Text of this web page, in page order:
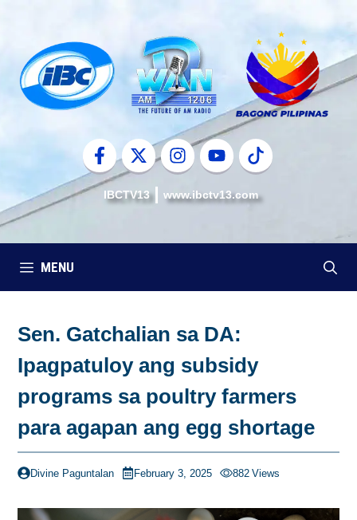
content
IBCTV13 www.ibctv13.com
MENU
Sen. Gatchalian sa DA:
Ipagpatuloy ang subsidy
programs sa poultry farmers
para agapan ang egg shortage
Divine Paguntalan February 3, 2025 882 Views